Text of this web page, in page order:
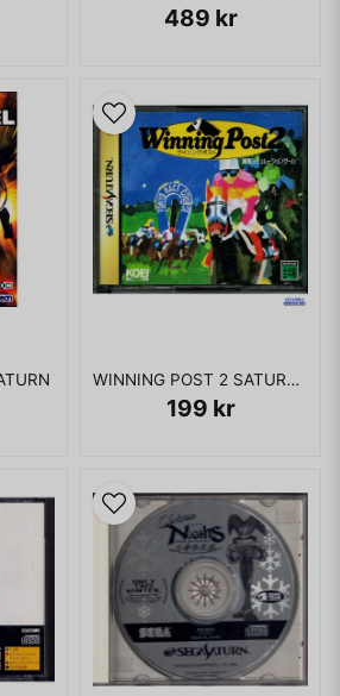
489 kr
WINNING POST 2 SATURN JAPANSK
199 kr